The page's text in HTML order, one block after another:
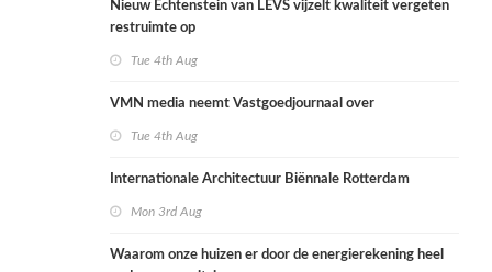
Nieuw Echtenstein van LEVS vijzelt kwaliteit vergeten
restruimte op
Tue 4th Aug
VMN media neemt Vastgoedjournaal over
Tue 4th Aug
Internationale Architectuur Biënnale Rotterdam
Mon 3rd Aug
Waarom onze huizen er door de energierekening heel